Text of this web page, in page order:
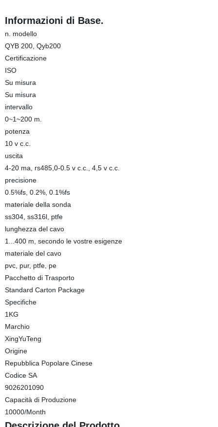
Informazioni di Base.
n. modello
QYB 200, Qyb200
Certificazione
ISO
Su misura
Su misura
intervallo
0~1~200 m.
potenza
10 v c.c.
uscita
4-20 ma, rs485,0-0.5 v c.c., 4,5 v c.c.
precisione
0.5%fs, 0.2%, 0.1%fs
materiale della sonda
ss304, ss316l, ptfe
lunghezza del cavo
1...400 m, secondo le vostre esigenze
materiale del cavo
pvc, pur, ptfe, pe
Pacchetto di Trasporto
Standard Carton Package
Specifiche
1KG
Marchio
XingYuTeng
Origine
Repubblica Popolare Cinese
Codice SA
9026201090
Capacità di Produzione
10000/Month